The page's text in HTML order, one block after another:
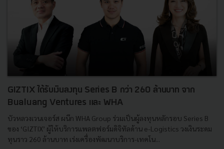
GIZTIX ได้รับเงินลงทุน Series B กว่า 260 ล้านบาท จาก
Bualuang Ventures และ WHA
บัวหลวงเวนเจอร์ส ผนึก WHA Group ร่วมเป็นผู้ลงทุนหลักรอบ Series B
ของ ‘GIZTIX’ ผู้ให้บริการแพลตฟอร์มดิจิทัลด้าน e-Logistics วงเงินระดม
ทุนราว 260 ล้านบาท เร่งเครื่องพัฒนาบริการ-เทคโน...